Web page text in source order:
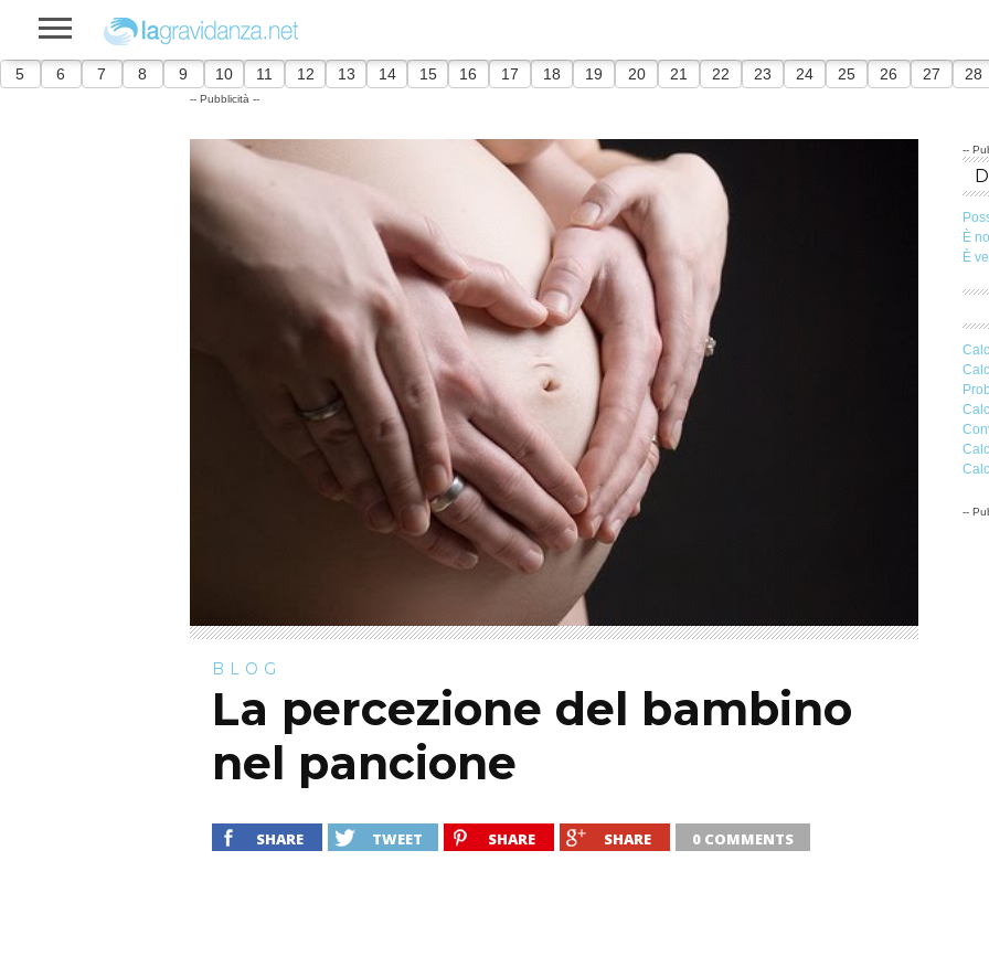
5 6 7 8 9 10 11 12 13 14 15 16 17 18 19 20 21 22 23 24 25 26 27 28
-- Pubblicità --
BLOG
La percezione del bambino
nel pancione
SHARE TWEET SHARE SHARE 0 COMMENTS
--
È
È
--